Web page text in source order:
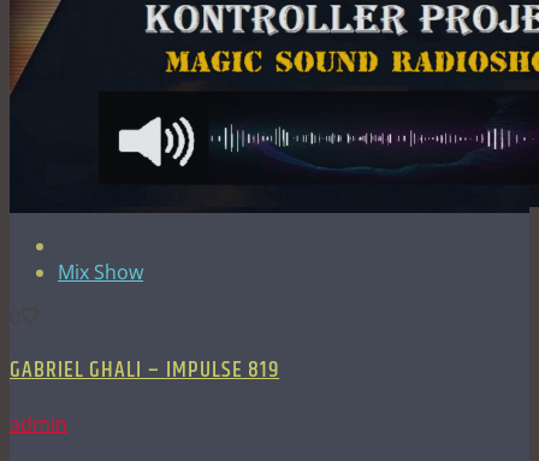
Mix Show
GABRIEL GHALI – IMPULSE 819
admin